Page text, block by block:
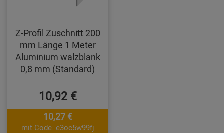
Z-Profil Zuschnitt 200
mm Länge 1 Meter
Aluminium walzblank
0,8 mm (Standard)
10,92 €
10,27 €
mit Code: e3oc5w99fj